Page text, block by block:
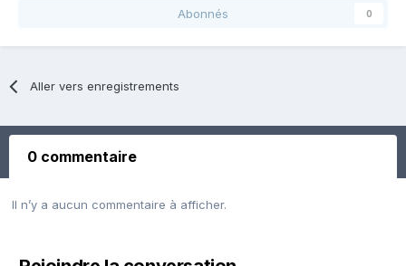
Abonnés 0
Aller vers enregistrements
0 commentaire
Il n’y a aucun commentaire à afficher.